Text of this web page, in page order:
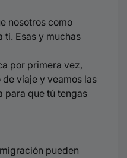
nosotros como
ti. Esas y muchas
por primera vez,
viaje y veamos las
para que tú tengas
pueden